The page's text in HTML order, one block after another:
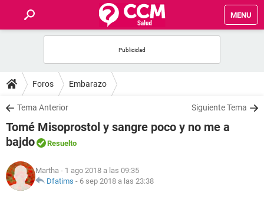
MENU
FOROS
SALUD
FAMILIA
NUTRICIÓN
Foros Embarazo
Tema Anterior Siguiente Tema
Tomé Misoprostol y sangre poco y no me a
bajdo
Resuelto
Martha - 1 ago 2018 a las 09:35
Dfatims - 6 sep 2018 a las 23:38